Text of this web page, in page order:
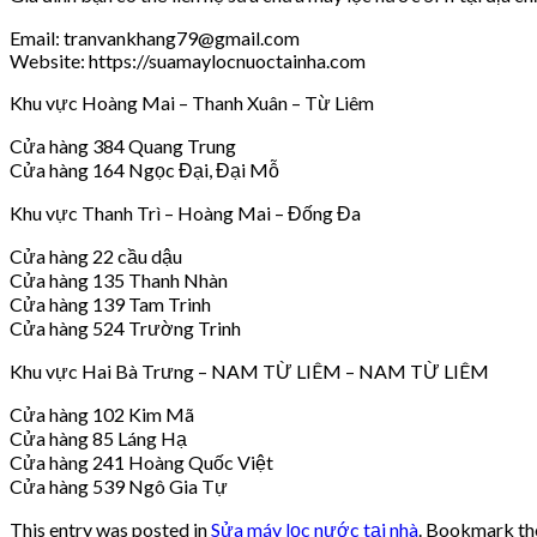
Email: tranvankhang79@gmail.com
Website: https://suamaylocnuoctainha.com
Khu vực Hoàng Mai – Thanh Xuân – Từ Liêm
Cửa hàng 384 Quang Trung
Cửa hàng 164 Ngọc Đại, Đại Mỗ
Khu vực Thanh Trì – Hoàng Mai – Đống Đa
Cửa hàng 22 cầu dậu
Cửa hàng 135 Thanh Nhàn
Cửa hàng 139 Tam Trinh
Cửa hàng 524 Trường Trinh
Khu vực Hai Bà Trưng – NAM TỪ LIÊM – NAM TỪ LIÊM
Cửa hàng 102 Kim Mã
Cửa hàng 85 Láng Hạ
Cửa hàng 241 Hoàng Quốc Việt
Cửa hàng 539 Ngô Gia Tự
This entry was posted inSửa máy lọc nước tại nhà . Bookmark